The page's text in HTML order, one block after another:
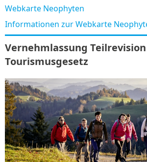
Webkarte Neophyten
Informationen zur Webkarte
Vernehmlassung
Tourismusgesetz